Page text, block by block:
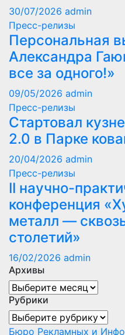
30/07/2026 admin
Пресс-релизы
Персональная
Александра
все за одного!»
09/05/2026 admin
Пресс-релизы
Стартовал
2.0 в Парке
20/04/2026 admin
Пресс-релизы
II научно-
конференция
металл —
столетий»
16/02/2026 admin
Архивы
Архивы
Рубрики
Рубрики
Бюро Рекламных и